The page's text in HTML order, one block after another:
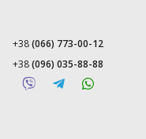
+38(066) 773-00-12
+38(096) 035-88-88